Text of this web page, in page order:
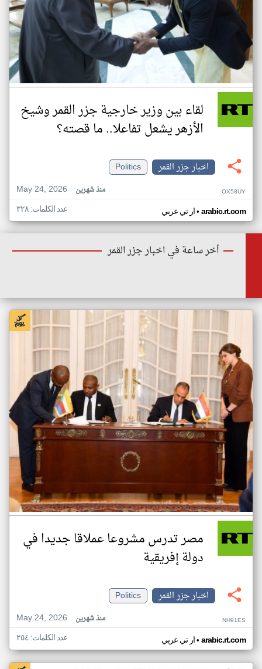
لقاء بين وزير خارجية جزر القمر وشيخ
الأزهر يشعل تفاعلا.. ما قصته؟
اخبار جزر القمر
Politics
May 24, 2026
منذ شهرين OX58UY
ار تي عربي• arabic.rt.com عدد الكلمات: ٣٢٨
أخر ساعة في اخبار جزر القمر
مصر تدرس مشروعا عملاقا جديدا في
دولة إفريقية
اخبار جزر القمر
Politics
May 24, 2026
منذ شهرين NH91ES
ار تي عربي• arabic.rt.com عدد الكلمات: ٢٥٤